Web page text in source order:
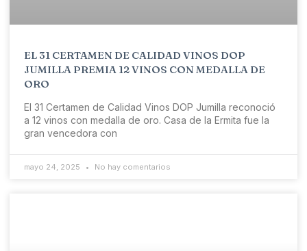
EL 31 CERTAMEN DE CALIDAD VINOS DOP
JUMILLA PREMIA 12 VINOS CON MEDALLA DE
ORO
El 31 Certamen de Calidad Vinos DOP Jumilla reconoció
a 12 vinos con medalla de oro. Casa de la Ermita fue la
gran vencedora con
mayo 24, 2025 No hay comentarios